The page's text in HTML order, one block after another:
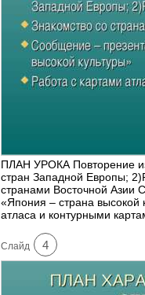
ПЛАН УРОКА Повторение
стран Западной Европы;
странами Восточной Азии
«Япония – страна высокой
атласа и контурными
Cлайд 4